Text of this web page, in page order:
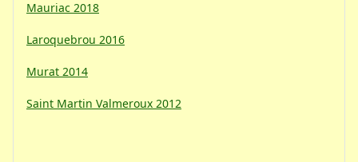
Mauriac 2018
Laroquebrou 2016
Murat 2014
Saint Martin Valmeroux 2012